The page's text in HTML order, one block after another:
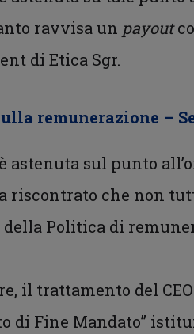
ravvisa un payout
di Etica Sgr.
remunerazione –
astenuta sul punto
riscontrato che non
della Politica di
il trattamento del
di Fine Mandato”